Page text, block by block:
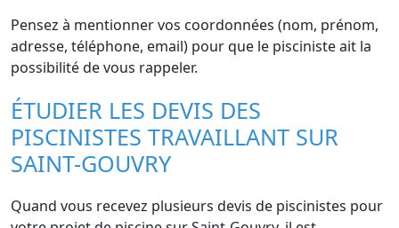
Pensez à mentionner vos coordonnées (nom, prénom,
adresse, téléphone, email) pour que le pisciniste ait la
possibilité de vous rappeler.
ÉTUDIER LES DEVIS DES
PISCINISTES TRAVAILLANT SUR
SAINT-GOUVRY
Quand vous recevez plusieurs devis de piscinistes pour